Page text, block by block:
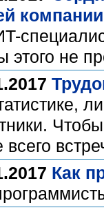
компании
этого не
всего
Как